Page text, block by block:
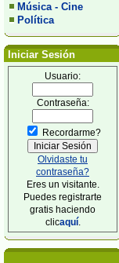
Música - Cine
Política
Iniciar Sesión
Usuario:
Contraseña:
Recordarme?
Olvidaste tu
contraseña?
Eres un visitante.
Puedes registrarte
gratis haciendo
clicaquí.